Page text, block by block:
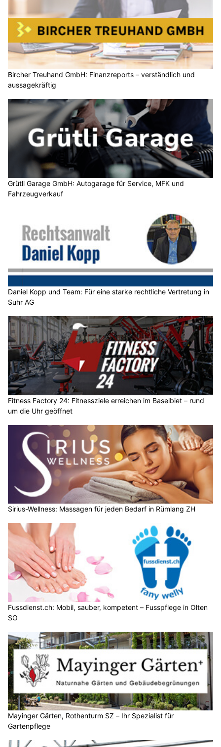
Bircher Treuhand GmbH: Finanzreports – verständlich und
aussagekräftig
Grütli Garage GmbH: Autogarage für Service, MFK und
Fahrzeugverkauf
Daniel Kopp und Team: Für eine starke rechtliche Vertretung in
Suhr AG
Fitness Factory 24: Fitnessziele erreichen im Baselbiet – rund
um die Uhr geöffnet
Sirius-Wellness: Massagen für jeden Bedarf in Rümlang ZH
Fussdienst.ch: Mobil, sauber, kompetent – Fusspflege in Olten
SO
Mayinger Gärten, Rothenturm SZ – Ihr Spezialist für
Gartenpflege